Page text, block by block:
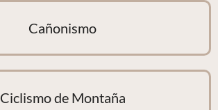
Cañonismo
Ciclismo de Montaña